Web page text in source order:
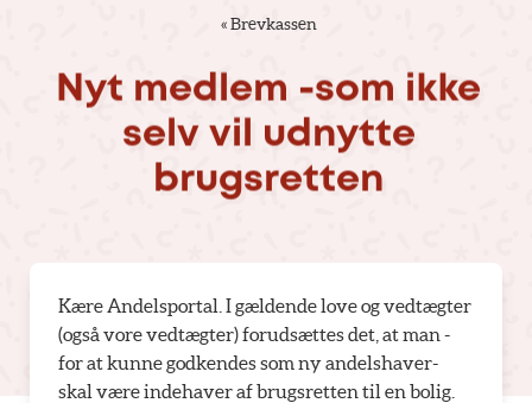
«Brevkassen
Nyt medlem -som ikke
selv vil
udnytte
brugsretten
Kære Andelsportal. I gældende love og vedtægter
(også vore vedtægter) forudsættes det, at man -
for at kunne godkendes som ny andelshaver-
skal være indehaver af brugsretten til en bolig.